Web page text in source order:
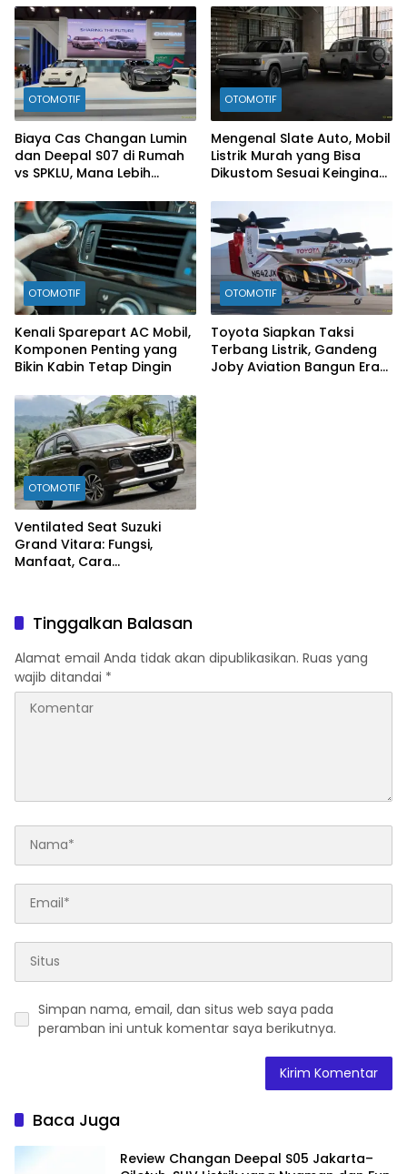
OTOMOTIF
Biaya Cas Changan Lumin
dan Deepal S07 di Rumah
vs SPKLU, Mana Lebih
OTOMOTIF
Mengenal Slate Auto, Mobil
Listrik Murah yang Bisa
Dikustom Sesuai Keinginan
OTOMOTIF
Kenali Sparepart AC Mobil,
Komponen Penting yang
Bikin Kabin Tetap Dingin
OTOMOTIF
Toyota Siapkan Taksi
Terbang Listrik, Gandeng
Joby Aviation Bangun Era
OTOMOTIF
Ventilated Seat Suzuki
Grand Vitara: Fungsi,
Manfaat, Cara
Tinggalkan Balasan
Alamat email Anda tidak akan dipublikasikan. Ruas yang
wajib ditandai *
Simpan nama, email, dan situs web saya pada
peramban ini untuk komentar saya berikutnya.
Baca Juga
Review Changan Deepal S05 Jakarta–